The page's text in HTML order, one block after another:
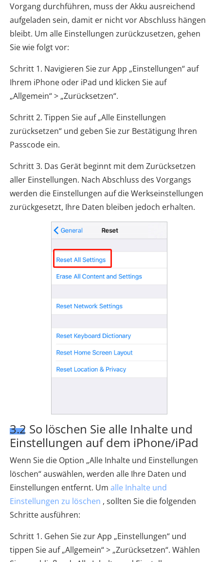
Vorgang durchführen, muss der Akku ausreichend
aufgeladen sein, damit er nicht vor Abschluss hängen
bleibt. Um alle Einstellungen zurückzusetzen, gehen
Sie wie folgt vor:
Schritt 1. Navigieren Sie zur App „Einstellungen“ auf
Ihrem iPhone oder iPad und klicken Sie auf
„Allgemein“ > „Zurücksetzen“.
Schritt 2. Tippen Sie auf „Alle Einstellungen
zurücksetzen“ und geben Sie zur Bestätigung Ihren
Passcode ein.
Schritt 3. Das Gerät beginnt mit dem Zurücksetzen
aller Einstellungen. Nach Abschluss des Vorgangs
werden die Einstellungen auf die Werkseinstellungen
zurückgesetzt, Ihre Daten bleiben jedoch erhalten.
3.2 So löschen Sie alle Inhalte und
Einstellungen auf dem iPhone/iPad
Wenn Sie die Option „Alle Inhalte und Einstellungen
löschen“ auswählen, werden alle Ihre Daten und
Einstellungen entfernt. Um alle Inhalte und
Einstellungen zu löschen , sollten Sie die folgenden
Schritte ausführen:
Schritt 1. Gehen Sie zur App „Einstellungen“ und
tippen Sie auf „Allgemein“ > „Zurücksetzen“. Wählen